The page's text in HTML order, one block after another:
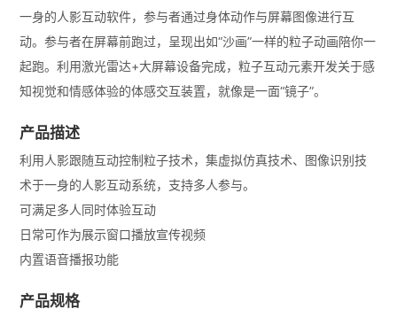
一身的人影互动软件，参与者通过身体动作与屏幕图像进行互
动。参与者在屏幕前跑过，呈现出如“沙画”一样的粒子动画陪你一
起跑。利用激光雷达+大屏幕设备完成，粒子互动元素开发关于感
知视觉和情感体验的体感交互装置，就像是一面“镜子”。
产品描述
利用人影跟随互动控制粒子技术，集虚拟仿真技术、图像识别技
术于一身的人影互动系统，支持多人参与。
可满足多人同时体验互动
日常可作为展示窗口播放宣传视频
内置语音播报功能
产品规格